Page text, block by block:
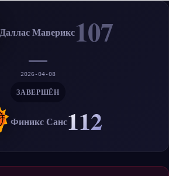
Даллас Маверикс107
—
2026-04-08
ЗАВЕРШЁН
Финикс Санс112